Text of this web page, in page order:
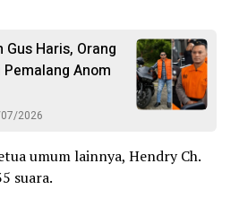
Gus Haris, Orang
Anom
2026
umum lainnya, Hendry Ch.
suara.